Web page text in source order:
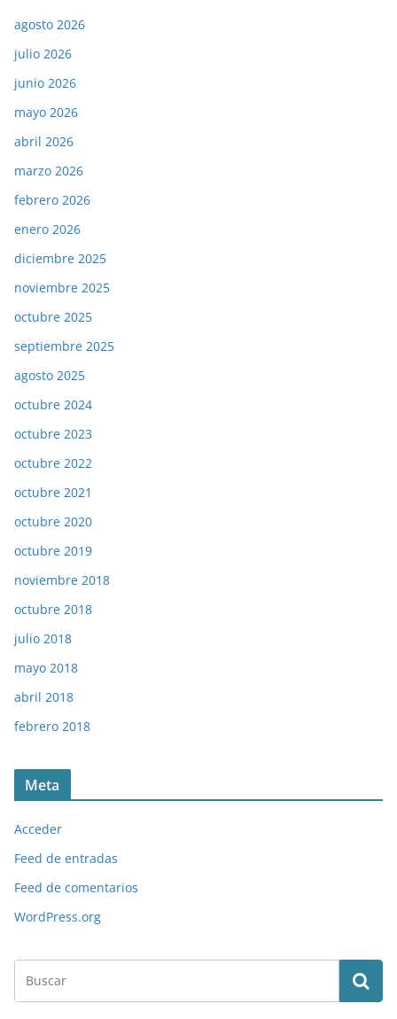
agosto 2026
julio 2026
junio 2026
mayo 2026
abril 2026
marzo 2026
febrero 2026
enero 2026
diciembre 2025
noviembre 2025
octubre 2025
septiembre 2025
agosto 2025
octubre 2024
octubre 2023
octubre 2022
octubre 2021
octubre 2020
octubre 2019
noviembre 2018
octubre 2018
julio 2018
mayo 2018
abril 2018
febrero 2018
Meta
Acceder
Feed de entradas
Feed de comentarios
WordPress.org